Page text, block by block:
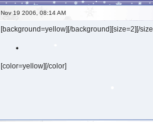
Nov 19 2006, 08:14 AM
[background=yellow][/background][size=2][/
[color=yellow][/color]